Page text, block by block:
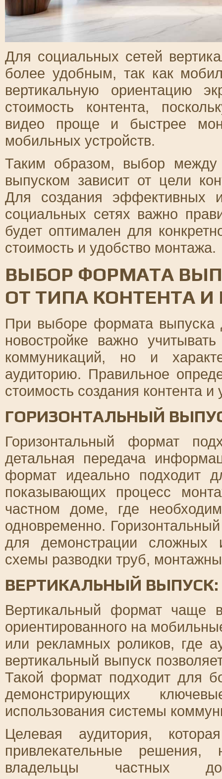
Для социальных сетей
более удобным, так как
вертикальную ориентацию
стоимость контента,
видео проще и быстрее
мобильных устройств.
Таким образом, выбор между
выпуском зависит от цели
Для создания эффективных
социальных сетях важно
будет оптимален для
стоимость и удобство монтажа.
ВЫБОР ФОРМАТА
ОТ ТИПА КОНТЕНТА
При выборе формата выпуска
новостройке важно
коммуникаций, но и
аудиторию. Правильное
стоимость создания контента
ГОРИЗОНТАЛЬНЫЙ
Горизонтальный формат
детальная передача
формат идеально подходит
показывающих процесс
частном доме, где
одновременно.
для демонстрации сложных
схемы разводки труб,
ВЕРТИКАЛЬНЫЙ
Вертикальный формат чаще
ориентированного на
или рекламных роликов, где
вертикальный выпуск
Такой формат подходит для
демонстрирующих
использования системы
Целевая аудитория,
привлекательные
владельцы частных